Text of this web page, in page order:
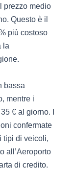
prezzo medio
Questo è il
più costoso
la
bassa
mentre i
€ al giorno. I
confermate
tipi di veicoli,
all’Aeroporto
di credito.